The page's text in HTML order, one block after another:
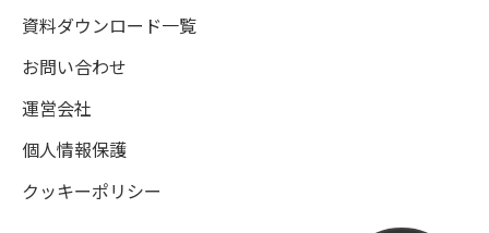
資料ダウンロード一覧
お問い合わせ
運営会社
個人情報保護
クッキーポリシー